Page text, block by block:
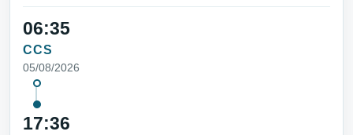
06:35
CCS
05/08/2026
17:36